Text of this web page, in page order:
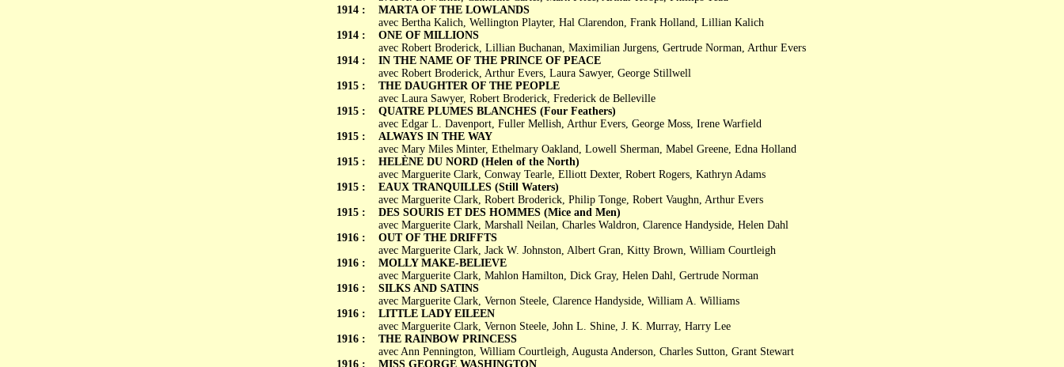
1914 :
1914 :
1914 :
1915 :
1915 :
1915 :
1915 :
1915 :
1915 :
1916 :
1916 :
1916 :
1916 :
1916 :
1916 :
MARTA OF THE LOWLANDS
avec Bertha Kalich, Wellington Playter, Hal Clarendon, Frank Holland, Lillian Kalich
ONE OF MILLIONS
avec Robert Broderick, Lillian Buchanan, Maximilian Jurgens, Gertrude Norman, Arthur Evers
IN THE NAME OF THE PRINCE OF PEACE
avec Robert Broderick, Arthur Evers, Laura Sawyer, George Stillwell
THE DAUGHTER OF THE PEOPLE
avec Laura Sawyer, Robert Broderick, Frederick de Belleville
QUATRE PLUMES BLANCHES (Four Feathers)
avec Edgar L. Davenport, Fuller Mellish, Arthur Evers, George Moss, Irene Warfield
ALWAYS IN THE WAY
avec Mary Miles Minter, Ethelmary Oakland, Lowell Sherman, Mabel Greene, Edna Holland
HELÈNE DU NORD (Helen of the North)
avec Marguerite Clark, Conway Tearle, Elliott Dexter, Robert Rogers, Kathryn Adams
EAUX TRANQUILLES (Still Waters)
avec Marguerite Clark, Robert Broderick, Philip Tonge, Robert Vaughn, Arthur Evers
DES SOURIS ET DES HOMMES (Mice and Men)
avec Marguerite Clark, Marshall Neilan, Charles Waldron, Clarence Handyside, Helen Dahl
OUT OF THE DRIFFTS
avec Marguerite Clark, Jack W. Johnston, Albert Gran, Kitty Brown, William Courtleigh
MOLLY MAKE-BELIEVE
avec Marguerite Clark, Mahlon Hamilton, Dick Gray, Helen Dahl, Gertrude Norman
SILKS AND SATINS
avec Marguerite Clark, Vernon Steele, Clarence Handyside, William A. Williams
LITTLE LADY EILEEN
avec Marguerite Clark, Vernon Steele, John L. Shine, J. K. Murray, Harry Lee
THE RAINBOW PRINCESS
avec Ann Pennington, William Courtleigh, Augusta Anderson, Charles Sutton, Grant Stewart
MISS GEORGE WASHINGTON